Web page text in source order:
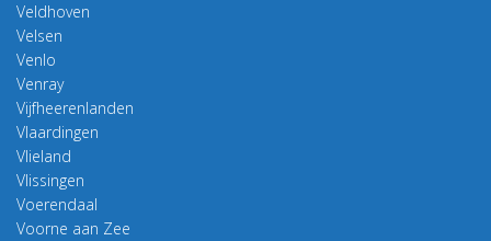
Veldhoven
Velsen
Venlo
Venray
Vijfheerenlanden
Vlaardingen
Vlieland
Vlissingen
Voerendaal
Voorne aan Zee